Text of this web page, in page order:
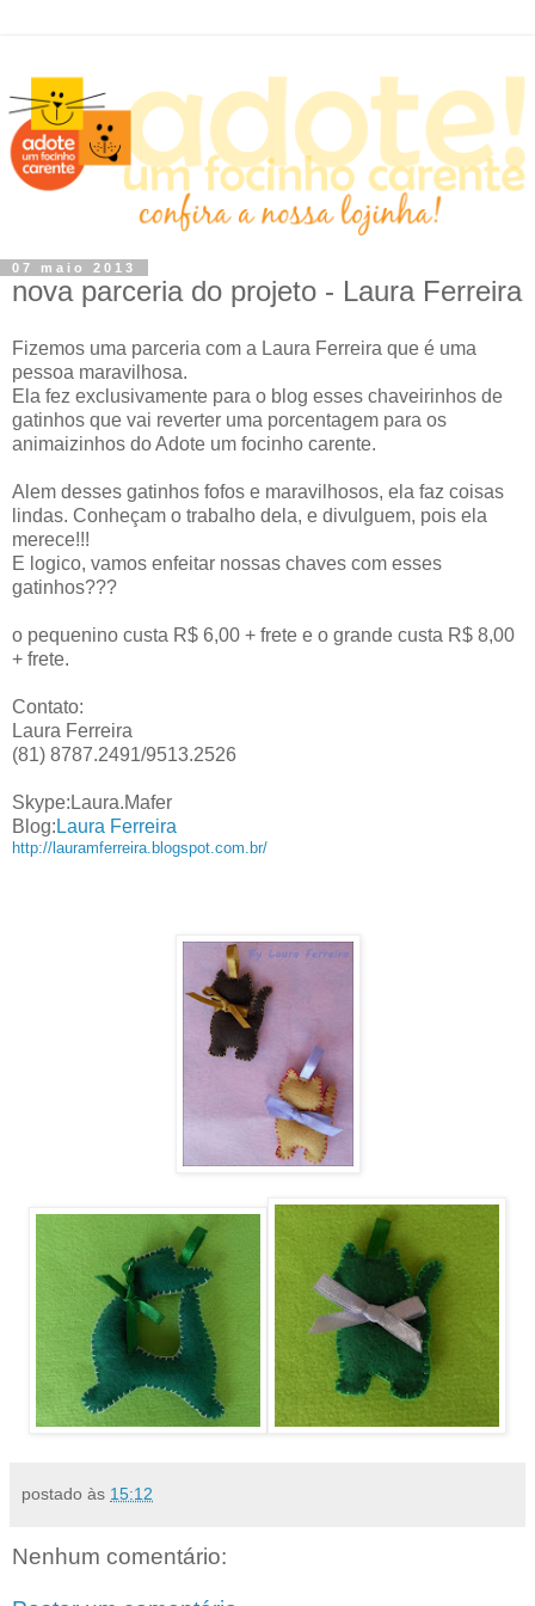
07 maio 2013
nova parceria do projeto - Laura Ferreira
Fizemos uma parceria com a Laura Ferreira que é uma
pessoa maravilhosa.
Ela fez exclusivamente para o blog esses chaveirinhos de
gatinhos que vai reverter uma porcentagem para os
animaizinhos do Adote um focinho carente.
Alem desses gatinhos fofos e maravilhosos, ela faz coisas
lindas. Conheçam o trabalho dela, e divulguem, pois ela
merece!!!
E logico, vamos enfeitar nossas chaves com esses
gatinhos???
o pequenino custa R$ 6,00 + frete e o grande custa R$ 8,00
+ frete.
Contato:
Laura Ferreira
(81) 8787.2491/9513.2526
Skype:Laura.Mafer
Blog: Laura Ferreira
http://lauramferreira.blogspot.com.br/
postado às 15:12
Nenhum comentário: